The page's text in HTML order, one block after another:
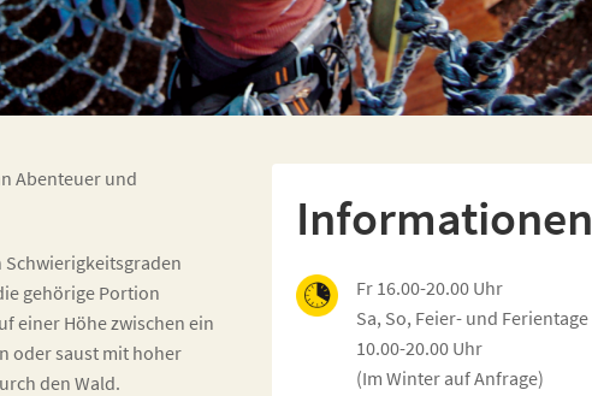
Abenteuer und
gehörige Portion
einer Höhe zwischen ein
oder saust mit hoher
den Wald.
Informationen
Fr 16.00-20.00 Uhr
Sa, So, Feier- und Ferientage
10.00-20.00 Uhr
(Im Winter auf Anfrage)